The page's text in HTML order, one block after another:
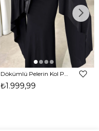
₺1.999,99